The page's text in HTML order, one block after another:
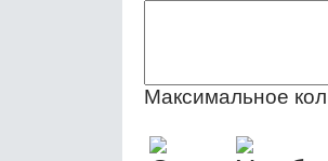
Максимальное